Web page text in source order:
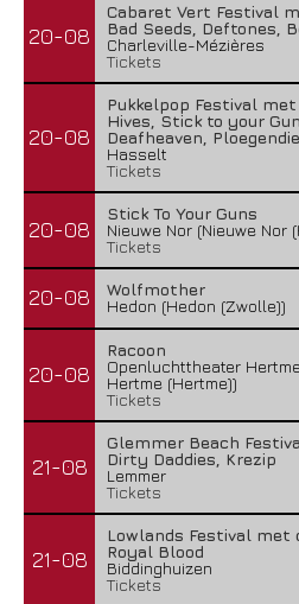
20-08
Cabaret Vert Festival
Bad Seeds, Deftones,
Charleville-Mézières
Tickets
20-08
Pukkelpop Festival
Hives, Stick to your
Deafheaven,
Hasselt
Tickets
20-08
Stick To Your Guns
Nieuwe Nor (Nieuwe Nor
Tickets
20-08
Wolfmother
Hedon (Hedon (Zwolle))
20-08
Racoon
Openluchttheater
Hertme (Hertme))
Tickets
21-08
Glemmer Beach
Dirty Daddies, Krezip
Lemmer
Tickets
21-08
Lowlands Festival met
Royal Blood
Biddinghuizen
Tickets